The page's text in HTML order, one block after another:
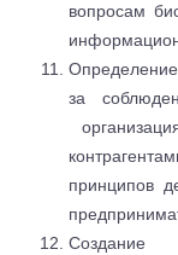
вопросам
за
принципов